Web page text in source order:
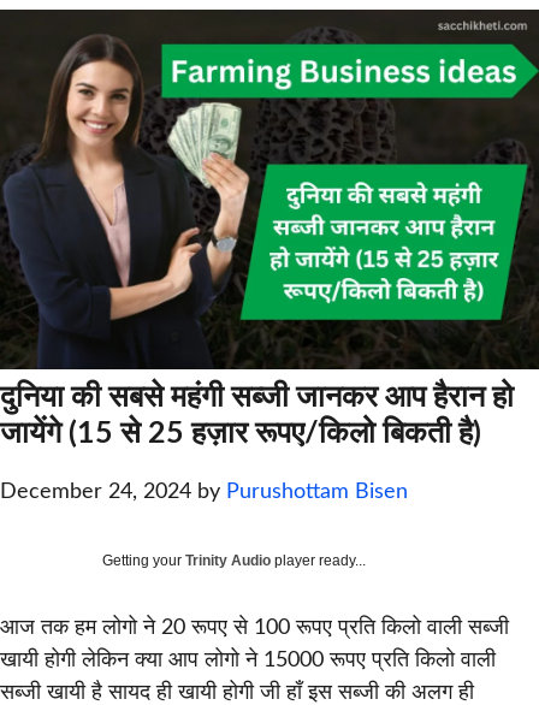
दुनिया की सबसे महंगी सब्जी जानकर आप हैरान हो
जायेंगे (15 से 25 हज़ार रूपए/किलो बिकती है)
December 24, 2024 by Purushottam Bisen
Getting your Trinity Audio player ready...
आज तक हम लोगो ने 20 रूपए से 100 रूपए प्रति किलो वाली सब्जी
खायी होगी लेकिन क्या आप लोगो ने 15000 रूपए प्रति किलो वाली
सब्जी खायी है सायद ही खायी होगी जी हाँ इस सब्जी की अलग ही